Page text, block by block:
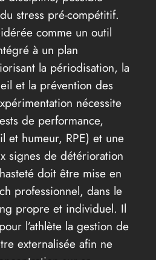
stress pré-compétitif.
comme un outil
à un plan
la périodisation, la
et la prévention des
nécessite
de performance,
et humeur, RPE) et une
signes de détérioration
doit être mise en
professionnel, dans le
propre et individuel. Il
l’athlète la gestion de
externalisée afin ne